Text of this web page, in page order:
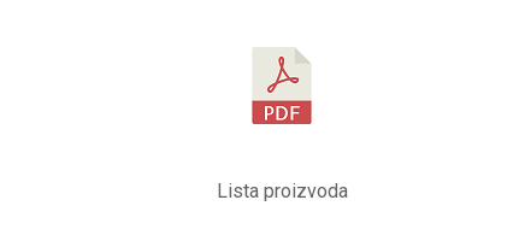
Lista proizvoda